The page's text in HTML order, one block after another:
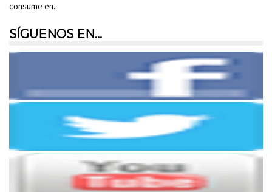
consume en...
SÍGUENOS EN…